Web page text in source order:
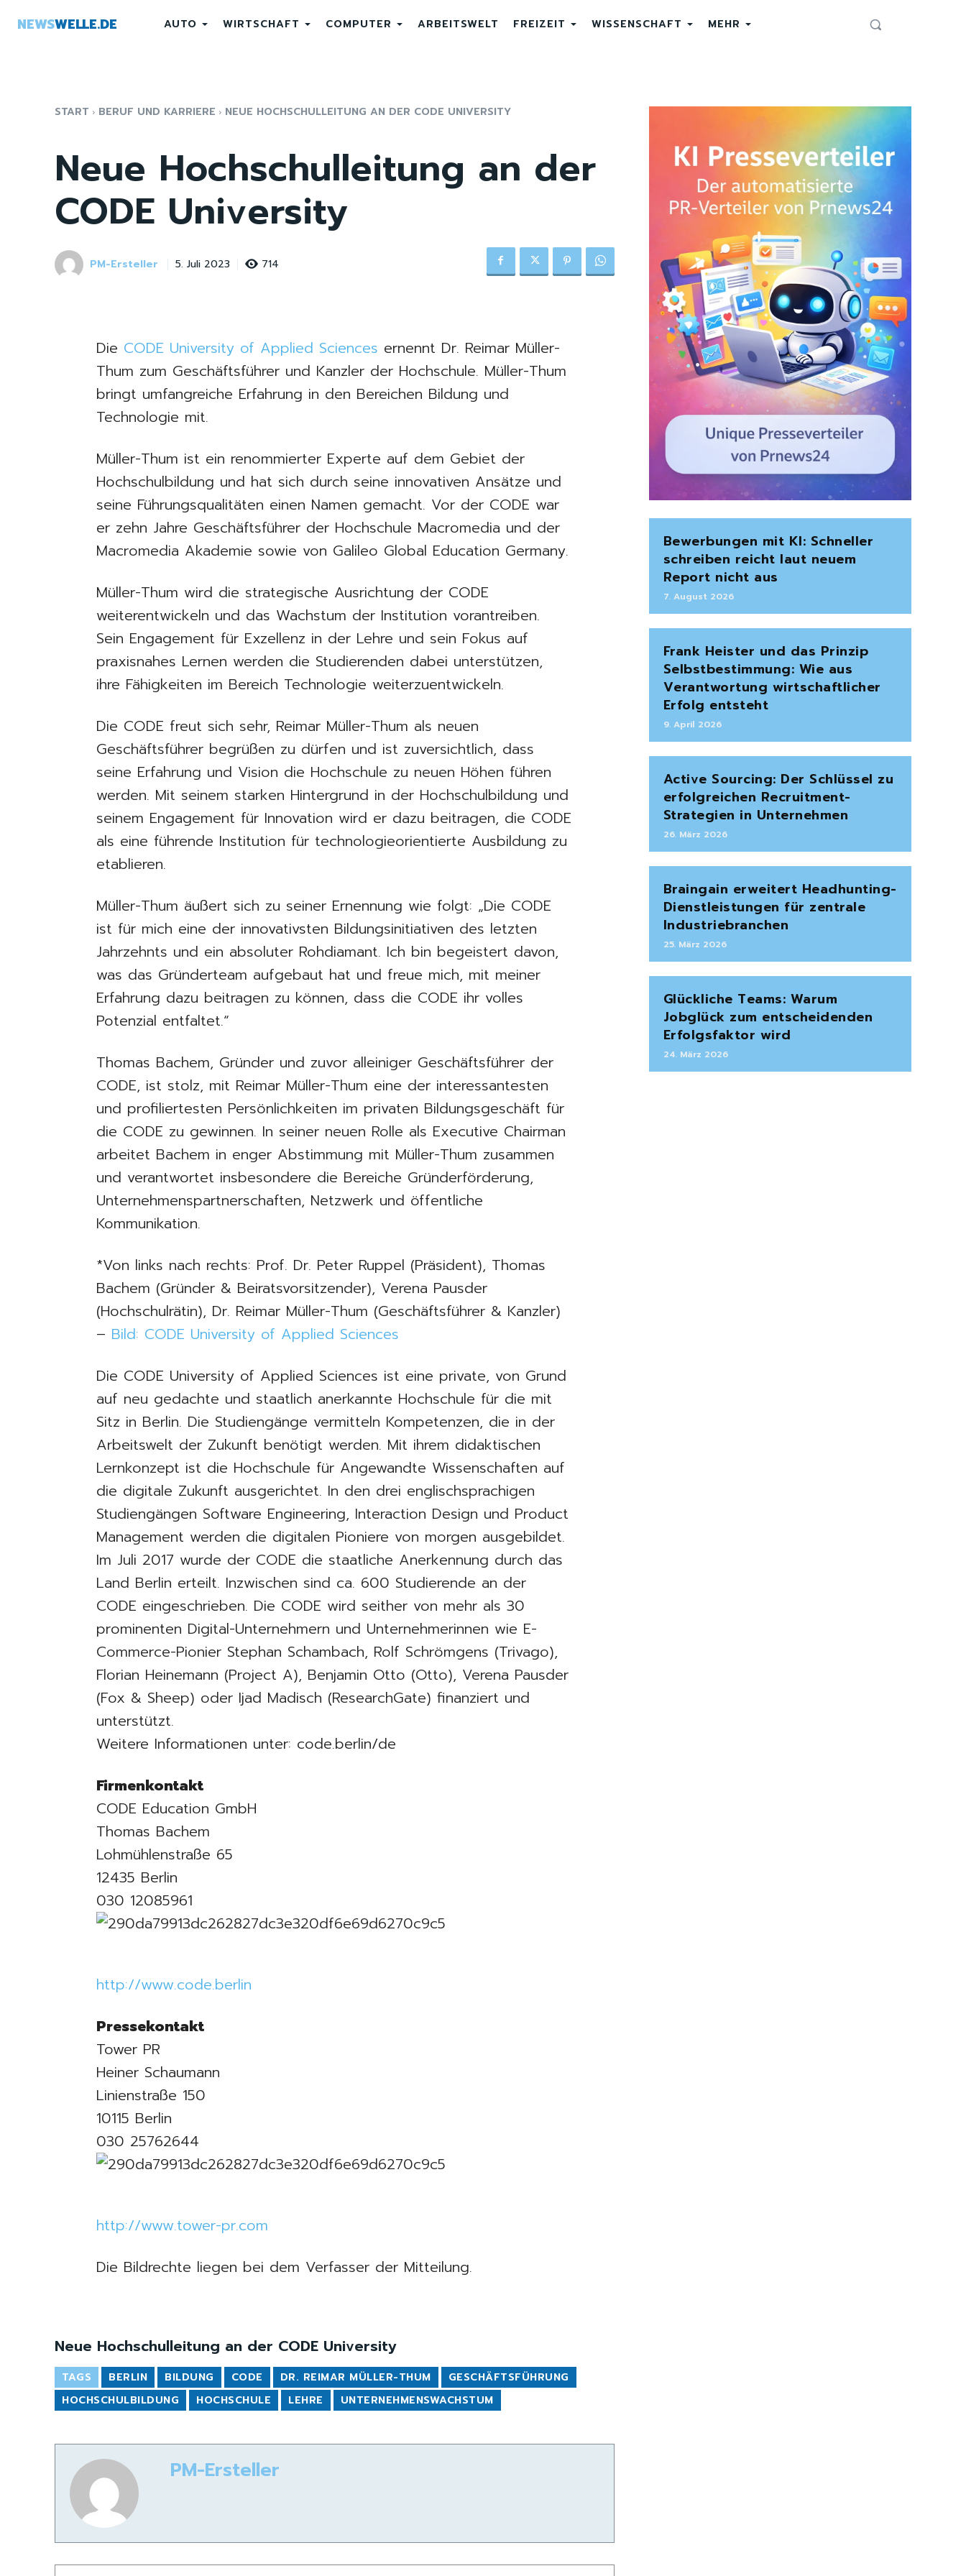
NEWSWELLE.DE AUTO WIRTSCHAFT COMPUTER ARBEITSWELT FREIZEIT WISSENSCHAFT MEHR
START BERUF UND KARRIERE NEUE HOCHSCHULLEITUNG AN DER CODE UNIVERSITY
Neue Hochschulleitung an der
CODE University
PM-Ersteller 5. Juli 2023 714
Die CODE University of Applied Sciences ernennt Dr. Reimar Müller-
Thum zum Geschäftsführer und Kanzler der Hochschule. Müller-Thum
bringt umfangreiche Erfahrung in den Bereichen Bildung und
Technologie mit.
Müller-Thum ist ein renommierter Experte auf dem Gebiet der
Hochschulbildung und hat sich durch seine innovativen Ansätze und
seine Führungsqualitäten einen Namen gemacht. Vor der CODE war
er zehn Jahre Geschäftsführer der Hochschule Macromedia und der
Macromedia Akademie sowie von Galileo Global Education Germany.
Müller-Thum wird die strategische Ausrichtung der CODE
weiterentwickeln und das Wachstum der Institution vorantreiben.
Sein Engagement für Exzellenz in der Lehre und sein Fokus auf
praxisnahes Lernen werden die Studierenden dabei unterstützen,
ihre Fähigkeiten im Bereich Technologie weiterzuentwickeln.
Die CODE freut sich sehr, Reimar Müller-Thum als neuen
Geschäftsführer begrüßen zu dürfen und ist zuversichtlich, dass
seine Erfahrung und Vision die Hochschule zu neuen Höhen führen
werden. Mit seinem starken Hintergrund in der Hochschulbildung und
seinem Engagement für Innovation wird er dazu beitragen, die CODE
als eine führende Institution für technologieorientierte Ausbildung zu
etablieren.
Müller-Thum äußert sich zu seiner Ernennung wie folgt: „Die CODE
ist für mich eine der innovativsten Bildungsinitiativen des letzten
Jahrzehnts und ein absoluter Rohdiamant. Ich bin begeistert davon,
was das Gründerteam aufgebaut hat und freue mich, mit meiner
Erfahrung dazu beitragen zu können, dass die CODE ihr volles
Potenzial entfaltet.“
Thomas Bachem, Gründer und zuvor alleiniger Geschäftsführer der
CODE, ist stolz, mit Reimar Müller-Thum eine der interessantesten
und profiliertesten Persönlichkeiten im privaten Bildungsgeschäft für
die CODE zu gewinnen. In seiner neuen Rolle als Executive Chairman
arbeitet Bachem in enger Abstimmung mit Müller-Thum zusammen
und verantwortet insbesondere die Bereiche Gründerförderung,
Unternehmenspartnerschaften, Netzwerk und öffentliche
Kommunikation.
*Von links nach rechts: Prof. Dr. Peter Ruppel (Präsident), Thomas
Bachem (Gründer & Beiratsvorsitzender), Verena Pausder
(Hochschulrätin), Dr. Reimar Müller-Thum (Geschäftsführer & Kanzler)
– Bild: CODE University of Applied Sciences
Die CODE University of Applied Sciences ist eine private, von Grund
auf neu gedachte und staatlich anerkannte Hochschule für die mit
Sitz in Berlin. Die Studiengänge vermitteln Kompetenzen, die in der
Arbeitswelt der Zukunft benötigt werden. Mit ihrem didaktischen
Lernkonzept ist die Hochschule für Angewandte Wissenschaften auf
die digitale Zukunft ausgerichtet. In den drei englischsprachigen
Studiengängen Software Engineering, Interaction Design und Product
Management werden die digitalen Pioniere von morgen ausgebildet.
Im Juli 2017 wurde der CODE die staatliche Anerkennung durch das
Land Berlin erteilt. Inzwischen sind ca. 600 Studierende an der
CODE eingeschrieben. Die CODE wird seither von mehr als 30
prominenten Digital-Unternehmern und Unternehmerinnen wie E-
Commerce-Pionier Stephan Schambach, Rolf Schrömgens (Trivago),
Florian Heinemann (Project A), Benjamin Otto (Otto), Verena Pausder
(Fox & Sheep) oder Ijad Madisch (ResearchGate) finanziert und
unterstützt.
Weitere Informationen unter: code.berlin/de
Firmenkontakt
CODE Education GmbH
Thomas Bachem
Lohmühlenstraße 65
12435 Berlin
030 12085961
http://www.code.berlin
Pressekontakt
Tower PR
Heiner Schaumann
Linienstraße 150
10115 Berlin
030 25762644
http://www.tower-pr.com
Die Bildrechte liegen bei dem Verfasser der Mitteilung.
Neue Hochschulleitung an der CODE University
TAGS BERLIN BILDUNG CODE DR. REIMAR MÜLLER-THUM
GESCHÄFTSFÜHRUNG
HOCHSCHULBILDUNG
HOCHSCHULE LEHRE UNTERNEHMENSWACHSTUM
PM-Ersteller
Bewerbungen mit KI: Schneller
schreiben reicht laut neuem
Report nicht aus
7. August 2026
Frank Heister und das Prinzip
Selbstbestimmung: Wie aus
Verantwortung wirtschaftlicher
Erfolg entsteht
9. April 2026
Active Sourcing: Der Schlüssel zu
erfolgreichen Recruitment-
Strategien in Unternehmen
26. März 2026
Braingain erweitert Headhunting-
Dienstleistungen für zentrale
Industriebranchen
25. März 2026
Glückliche Teams: Warum
Jobglück zum entscheidenden
Erfolgsfaktor wird
24. März 2026